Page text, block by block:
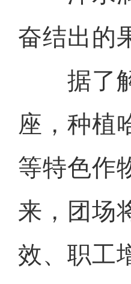
奋结出的
据了解
座，种植
等特色作
来，团场
效、职工